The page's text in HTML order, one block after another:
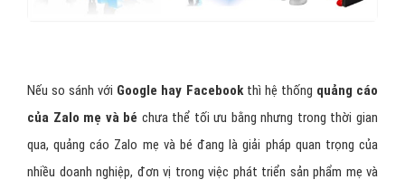
Nếu so sánh với Google hay Facebookthì hệ thống quảng cáo
của Zalo mẹ và bé chưa thể tối ưu bằng nhưng trong thời gian
qua, quảng cáo Zalo mẹ và bé đang là giải pháp quan trọng của
nhiều doanh nghiệp, đơn vị trong việc phát triển sản phẩm mẹ và